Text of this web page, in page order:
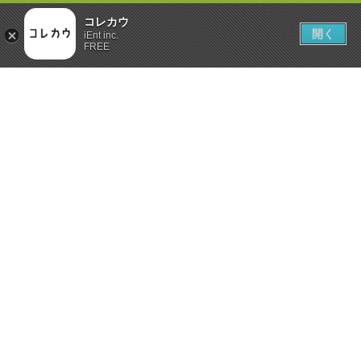
コレカウ
iEnt inc.
FREE
開く